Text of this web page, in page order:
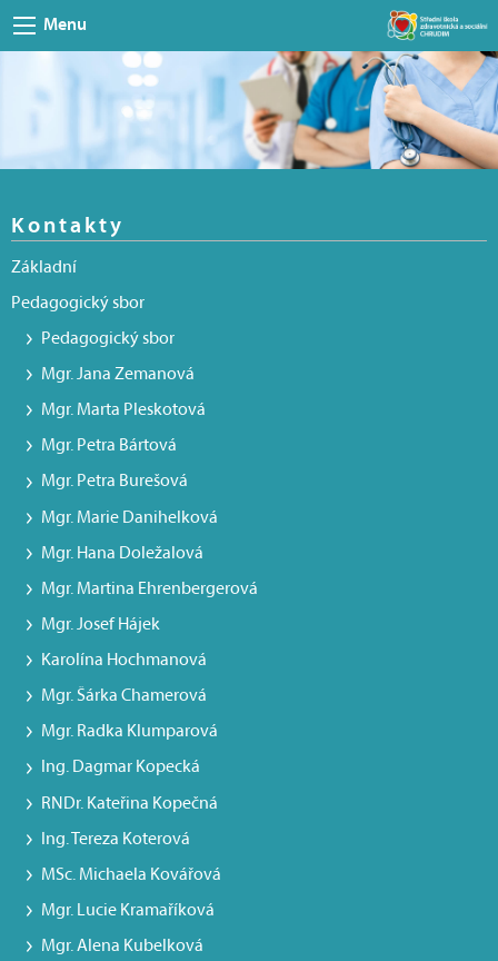
Menu
Kontakty
Základní
Pedagogický sbor
Pedagogický sbor
Mgr. Jana Zemanová
Mgr. Marta Pleskotová
Mgr. Petra Bártová
Mgr. Petra Burešová
Mgr. Marie Danihelková
Mgr. Hana Doležalová
Mgr. Martina Ehrenbergerová
Mgr. Josef Hájek
Karolína Hochmanová
Mgr. Šárka Chamerová
Mgr. Radka Klumparová
Ing. Dagmar Kopecká
RNDr. Kateřina Kopečná
Ing. Tereza Koterová
MSc. Michaela Kovářová
Mgr. Lucie Kramaříková
Mgr. Alena Kubelková